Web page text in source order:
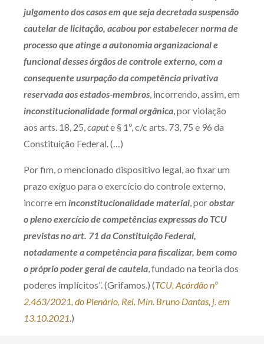
julgamento dos casos em que seja decretada suspensão
cautelar de licitação, acabou por estabelecer norma de
processo que atinge a autonomia organizacional e
funcional desses órgãos de controle externo, com a
consequente usurpação da competência privativa
reservada aos estados-membros, incorrendo, assim, em
inconstitucionalidade formal orgânica, por violação
aos arts. 18, 25,capute § 1º, c/c arts. 73, 75 e 96 da
Constituição Federal. (…)
Por fim, o mencionado dispositivo legal, ao fixar um
prazo exíguo para o exercício do controle externo,
incorre em inconstitucionalidade material, porobstar
o pleno exercício de competências expressas do TCU
previstas no art. 71 da Constituição Federal,
notadamente a competência para fiscalizar, bem como
o próprio poder geral de cautela, fundado na teoria dos
poderes implícitos”. (Grifamos.) (TCU, Acórdão nº
2.463/2021, do Plenário, Rel. Min. Bruno Dantas, j. em
13.10.2021.)